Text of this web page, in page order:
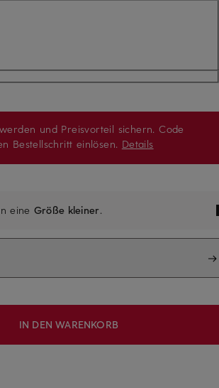
und Preisvorteil sichern. Code
Bestellschritt einlösen. Details
eine Größe kleiner.
IN DEN WARENKORB